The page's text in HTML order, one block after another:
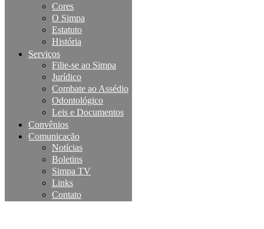
Cores
O Simpa
Estatuto
História
Serviços
Filie-se ao Simpa
Jurídico
Combate ao Assédio
Odontológico
Leis e Documentos
Convênios
Comunicação
Notícias
Boletins
Simpa TV
Links
Contato